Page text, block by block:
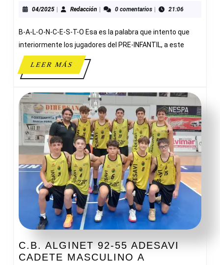
04/202504/2025Redacción Redacción0 comentarios 21:06
B-A-L-O-N-C-E-S-T-O Esa es la palabra que intento que
interiormente los jugadores del PRE-INFANTIL, a este
LEER MÁSLEER
MÁS
C.B. ALGINET 92-55 ADESAVI
CADETE MASCULINO A